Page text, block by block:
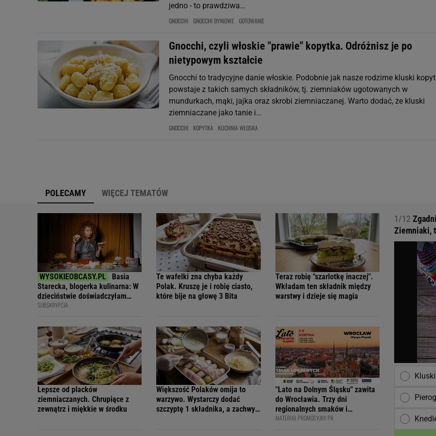
jedno - to prawdziwa...
GNOCCHI GNOCCHI DYNIOWE GOTOWANIE
Gnocchi, czyli włoskie "prawie" kopytka. Odróżnisz je po
nietypowym kształcie
Gnocchi to tradycyjne danie włoskie. Podobnie jak nasze rodzime kluski
powstaje z takich samych składników, tj. ziemniaków ugotowanych w
mundurkach, mąki, jajka oraz skrobi ziemniaczanej. Warto dodać, że kluski
ziemniaczane jako tanie i...
GNOCCHI KOPYTKA KUCHNIA WŁOSKA
POLECAMY WIĘCEJ TEMATÓW
Basia
Starecka, blogerka kulinarna: W
dzieciństwie doświadczyłam
głodu
SUBSKRYPCJA
Te wafelki zna chyba każdy
Polak. Kruszę je i robię ciasto,
które bije na głowę 3 Bita
Teraz robię "szarlotkę inaczej".
Wkładam ten składnik między
warstwy i dzieje się magia
Lepsze od placków
ziemniaczanych. Chrupiące z
zewnątrz i miękkie w środku
Większość Polaków omija to
warzywo. Wystarczy dodać
szczyptę 1 składnika, a zachwyci
"Lato na Dolnym Śląsku" zawita
do Wrocławia. Trzy dni
regionalnych smaków i
rodzinnych atrakcji na Wyspie
MATERIAŁ PROMOCYJNY PR
1/12
Ziemniaki,